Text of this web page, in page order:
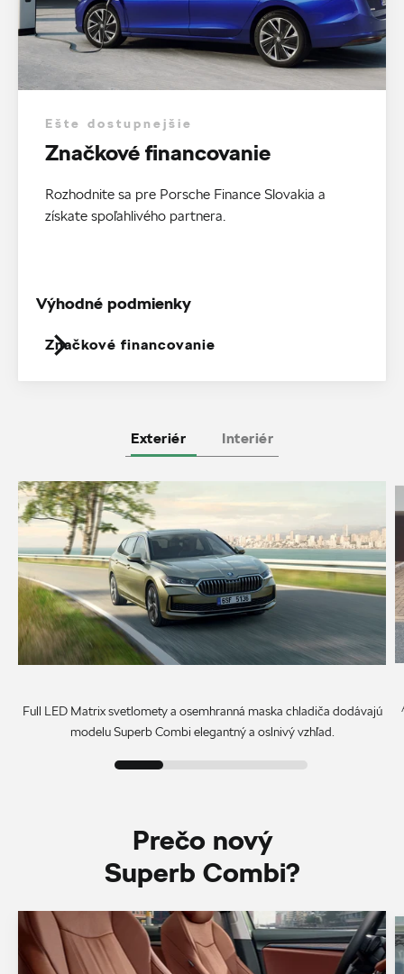
Ešte dostupnejšie
Značkové financovanie
Rozhodnite sa pre Porsche Finance Slovakia a
získate spoľahlivého partnera.
Značkové financovanie
Výhodné podmienky
Exteriér Interiér
Full LED Matrix svetlomety a osemhranná maska chladiča dodávajú
modelu Superb Combi elegantný a oslnivý vzhľad.
Prečo nový
Superb Combi?